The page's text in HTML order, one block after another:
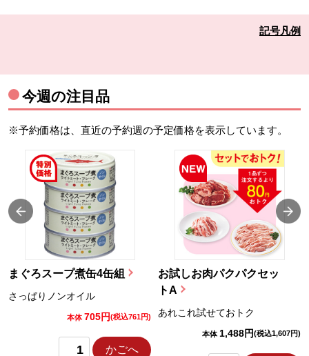
記号凡例
今週の注目品
※予約価格は、直近の予約週の予定価格を表示しています。
まぐろスープ煮缶4缶組
さっぱりノンオイル
本体 705円(税込761円)
かごへ
お試しお肉パクパクセッ
トA
あれこれ試せておトク
本体 1,488円(税込1,607円)